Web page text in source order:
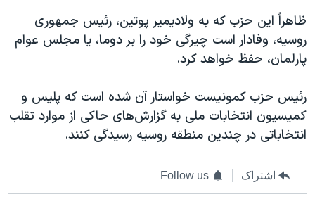
همایش محافظه‌کاران آمریکا «سی‌پک»
صفحه‌های ویژه
ظاهراً این حزب که به ولادیمیر پوتین، رئیس جمهوری
روسیه، وفادار است چیرگی خود را بر دوما، یا مجلس عوام
پارلمان، حفظ خواهد کرد.
رئیس حزب کمونیست خواستار آن شده است که پلیس و
کمیسیون انتخابات ملی به گزارش‌های حاکی از موارد تقلب
انتخاباتی در چندین منطقه روسیه رسیدگی کنند.
اشتراک Follow us